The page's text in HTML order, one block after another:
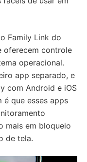
Family Link do
oferecem controle
operacional.
app separado, e
com Android e iOS
é que esses apps
mais em bloqueio
de tela.